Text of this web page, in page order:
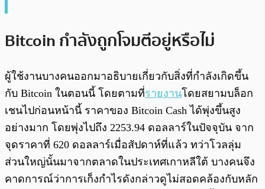
Bitcoin กำลังถูกโจมตีอยู่หรือไม่
ผู้ใช้งานบางคนออกมาอธิบายเกี่ยวกับสิ่งที่กำลังเกิดขึ้น
กับ Bitcoin ในตอนนี้ โดยตามที่รายงานโดยสยามบล็อก
เชนไปก่อนหน้านี้ ราคาของ Bitcoin Cash ได้พุ่งขึ้นสูง
อย่างมาก โดยพุ่งไปถึง 2253.94 ดอลลาร์ในปัจจุบัน จาก
จุดราคาที่ 620 ดอลลาร์เมื่อสัปดาห์ที่แล้ว ทว่าโวลลุ่ม
ส่วนใหญ่นั้นมาจากตลาดในประเทศเกาหลีใต้ บางคนจึง
คาดการณ์ว่าการเก็งกำไรดังกล่าวดูไม่สอดคล้องกับหลัก